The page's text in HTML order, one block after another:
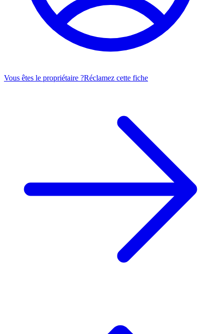
Vous êtes le propriétaire ?Réclamez cette fiche